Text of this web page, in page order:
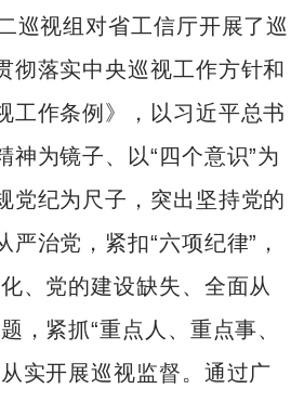
巡视组对省工信厅开展了巡
彻落实中央巡视工作方针和
工作条例》，以习近平总书
神为镜子、以“四个意识”为
党纪为尺子，突出坚持党的
治党，紧扣“六项纪律”，
、党的建设缺失、全面从
，紧抓“重点人、重点事、
实开展巡视监督。通过广